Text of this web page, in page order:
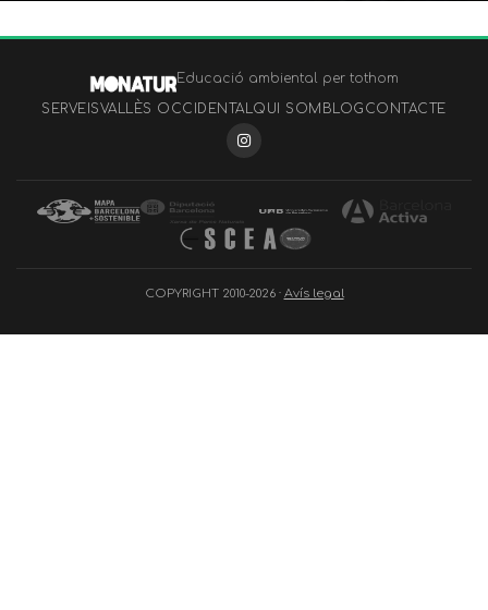
Educació ambiental per tothom
SERVEISVALLÈS OCCIDENTALQUI SOM BLOG CONTACTE
COPYRIGHT 2010-2026 · Avís legal